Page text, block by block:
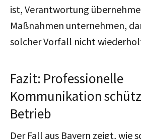
ist, Verantwortung
Maßnahmen unternehmen,
solcher Vorfall nicht
Fazit: Professionelle
Kommunikation
Betrieb
Der Fall aus Bayern zeigt, wie